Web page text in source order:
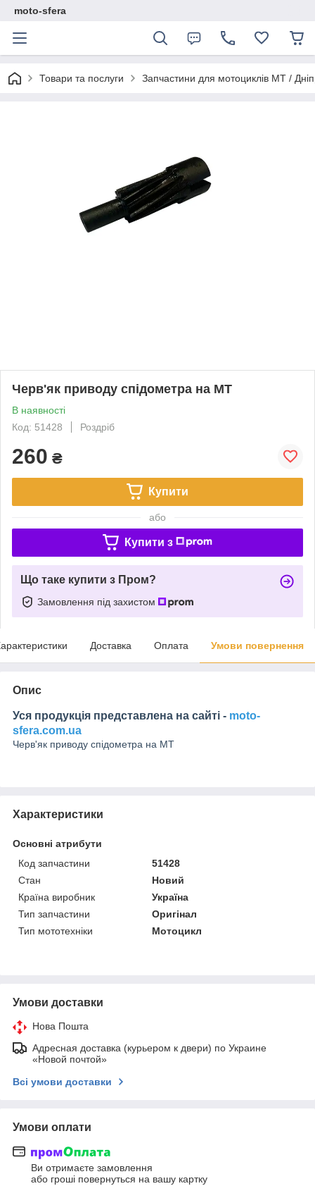
moto-sfera
Товари та послуги Запчастини для мотоциклів МТ /
Черв'як приводу спідометра на MT
В наявності
Код: 51428
Роздріб
260 ₴
Купити
або
Купити з
Що таке купити з Пром?
Замовлення під захистом
Доставка Оплата Умови повернення
Опис
Уся продукція представлена на сайті - moto-
sfera.com.ua
Черв'як приводу спідометра на MT
Характеристики
Основні атрибути
Код запчастини
51428
Стан
Новий
Країна виробник
Україна
Тип запчастини
Оригінал
Тип мототехніки
Мотоцикл
Умови доставки
Нова Пошта
Адресная доставка (курьером к двери) по Украине
«Новой почтой»
Всі умови доставки
Умови оплати
Ви отримаєте замовлення
або гроші повернуться на вашу картку